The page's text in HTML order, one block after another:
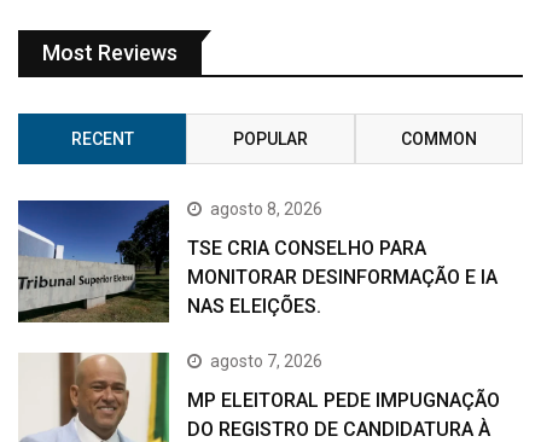
Most Reviews
RECENT POPULAR COMMON
agosto 8, 2026
TSE CRIA CONSELHO PARA
MONITORAR DESINFORMAÇÃO E IA
NAS ELEIÇÕES.
agosto 7, 2026
MP ELEITORAL PEDE IMPUGNAÇÃO
DO REGISTRO DE CANDIDATURA À